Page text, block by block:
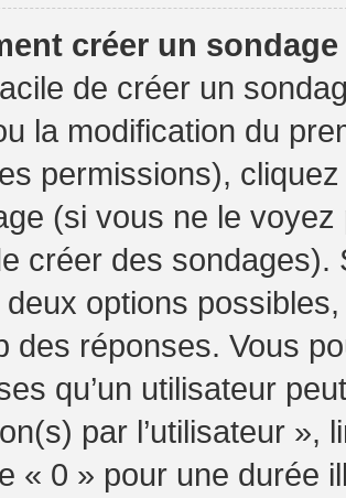
créer un sondage
de créer un
la modification du
permissions),
(si vous ne le
créer des
deux options
des réponses. Vous
qu’un utilisateur
par l’utilisateur »,
« 0 » pour une durée